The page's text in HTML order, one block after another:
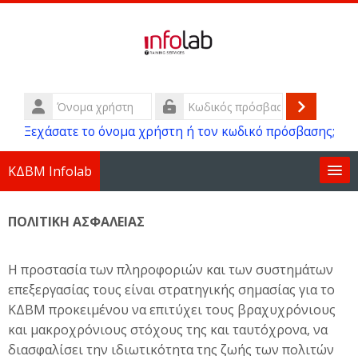
Μετάβαση στο κεντρικό περιεχόμενο
Όνομα
χρήστη
Κωδικός
πρόσβασης
Ξεχάσατε το όνομα χρήστη ή τον κωδικό πρόσβασης;
ΚΔΒΜ Infolab
Συχνές Ερωτήσεις
ISO
ΠΟΛΙΤΙΚΗ ΑΣΦΑΛΕΙΑΣ
Η προστασία των πληροφοριών και των συστημάτων
επεξεργασίας τους είναι στρατηγικής σημασίας για το
ΚΔΒΜ προκειμένου να επιτύχει τους βραχυχρόνιους
και μακροχρόνιους στόχους της και ταυτόχρονα, να
διασφαλίσει την ιδιωτικότητα της ζωής των πολιτών